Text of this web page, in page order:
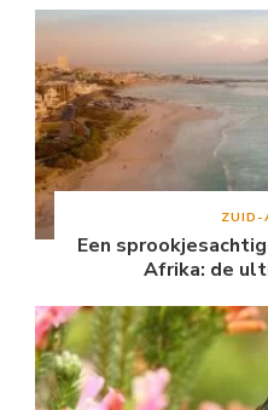
ZUID-
Een
Afrika: de